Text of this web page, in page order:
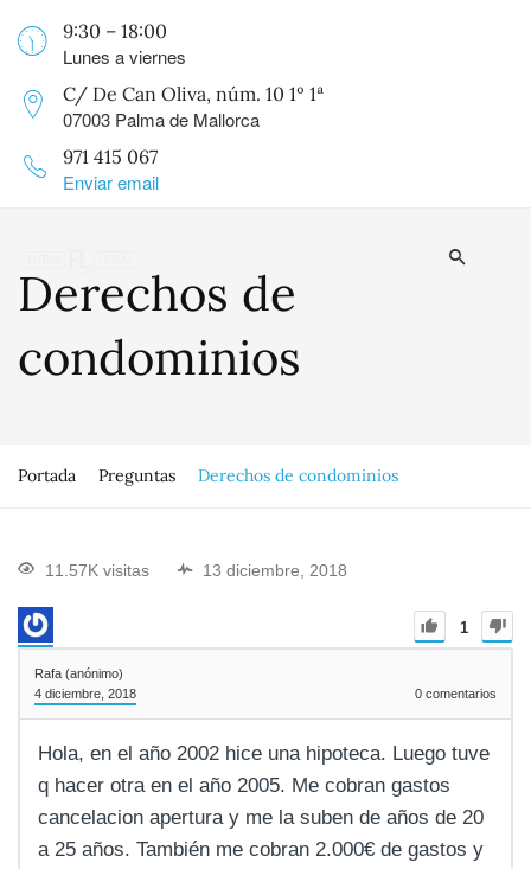
9:30 – 18:00
Lunes a viernes
C/ De Can Oliva, núm. 10 1º 1ª
07003 Palma de Mallorca
971 415 067
Enviar email
Derechos de
condominios
Portada Preguntas Derechos de condominios
11.57K visitas 13 diciembre, 2018
1
Rafa (anónimo)
4 diciembre, 2018
0 comentarios
Hola, en el año 2002 hice una hipoteca. Luego tuve
q hacer otra en el año 2005. Me cobran gastos
cancelacion apertura y me la suben de años de 20
a 25 años. También me cobran 2.000€ de gastos y